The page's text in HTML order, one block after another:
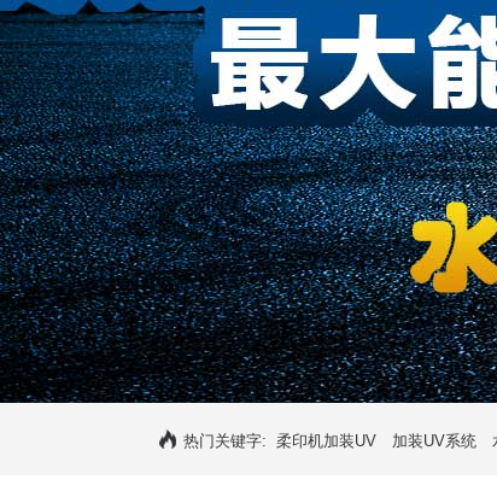
热门关键字: 柔印机加装UV 加装UV系统